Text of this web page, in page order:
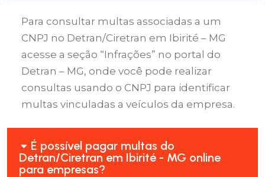
Para consultar multas associadas a um
CNPJ no Detran/Ciretran em Ibirité – MG
acesse a seção “Infrações” no portal do
Detran – MG, onde você pode realizar
consultas usando o CNPJ para identificar
multas vinculadas a veículos da empresa.
É possível pagar multas do
Detran/Ciretran em Ibirité - MG online
para empresas?